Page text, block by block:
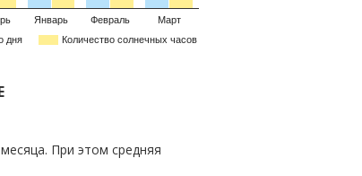
дня Количество солнечных часов
Январь Февраль Март
При этом средняя